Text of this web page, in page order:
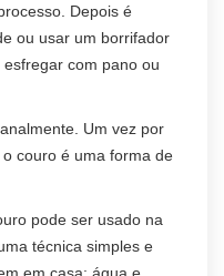
Depois é
ou usar um borrifador
com pano ou
Um vez por
couro é uma forma de
pode ser usado na
técnica simples e
em casa: água e